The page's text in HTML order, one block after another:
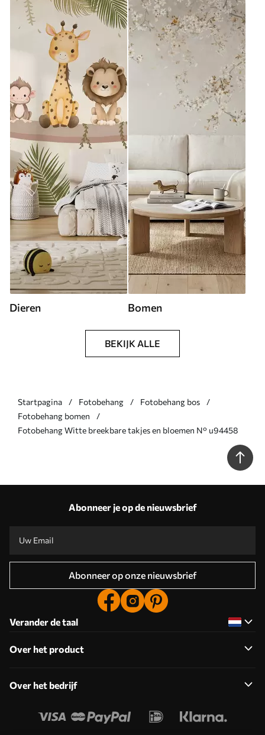
Dieren Bomen
BEKIJK ALLE
Startpagina Fotobehang
Fotobehang bos
Fotobehang bomen
Fotobehang Witte breekbare takjes en bloemen N° u94458
Abonneer je op de nieuwsbrief
Abonneer op onze nieuwsbrief
Verander de taal
Over het product
Over het bedrijf